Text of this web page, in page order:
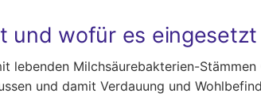
und wofür es
lebenden Milchsäurebakterien-
und damit Verdauung und